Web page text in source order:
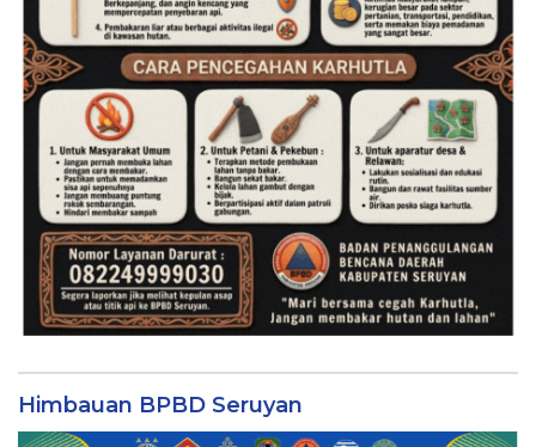
Himbauan BPBD Seruyan